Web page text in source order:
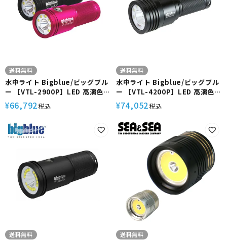
送料無料
水中ライト Bigblue/ビッグブル
ー 【VTL-2900P】LED 高演色
拡散光 ワイド スポット 兼用 4段
階調光 赤色光 SOS点滅 防水 耐圧
耐腐食 アルミ 軽量 ダイビング
¥66,792税込
送料無料
水中ライト Bigblue/ビッグブル
ー 【VTL-4200P】LED 高演色
拡散光 ワイド スポット 兼用 4段
階調光 赤色光 SOS点滅 防水 耐圧
耐腐食 アルミ 映像 動画 撮影 機
材 アクセサリー ハンドマウント
グローブ ダイビング マリンスポ
¥74,052税込
送料無料 送料無料